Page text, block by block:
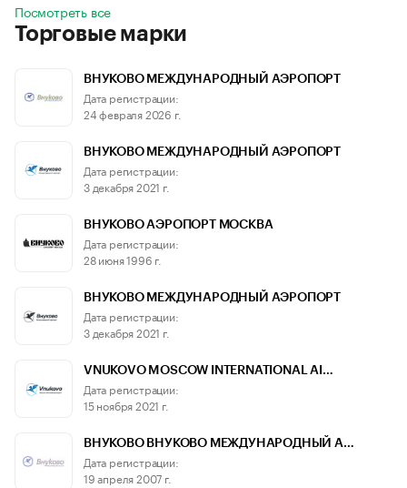
Посмотреть все
Торговые марки
ВНУКОВО МЕЖДУНАРОДНЫЙ АЭРОПОРТ
Дата регистрации:
24 февраля 2026 г.
ВНУКОВО МЕЖДУНАРОДНЫЙ АЭРОПОРТ
Дата регистрации:
3 декабря 2021 г.
ВНУКОВО АЭРОПОРТ МОСКВА
Дата регистрации:
28 июня 1996 г.
ВНУКОВО МЕЖДУНАРОДНЫЙ АЭРОПОРТ
Дата регистрации:
3 декабря 2021 г.
VNUKOVO MOSCOW INTERNATIONAL AI…
Дата регистрации:
15 ноября 2021 г.
ВНУКОВО ВНУКОВО МЕЖДУНАРОДНЫЙ А…
Дата регистрации:
19 апреля 2007 г.